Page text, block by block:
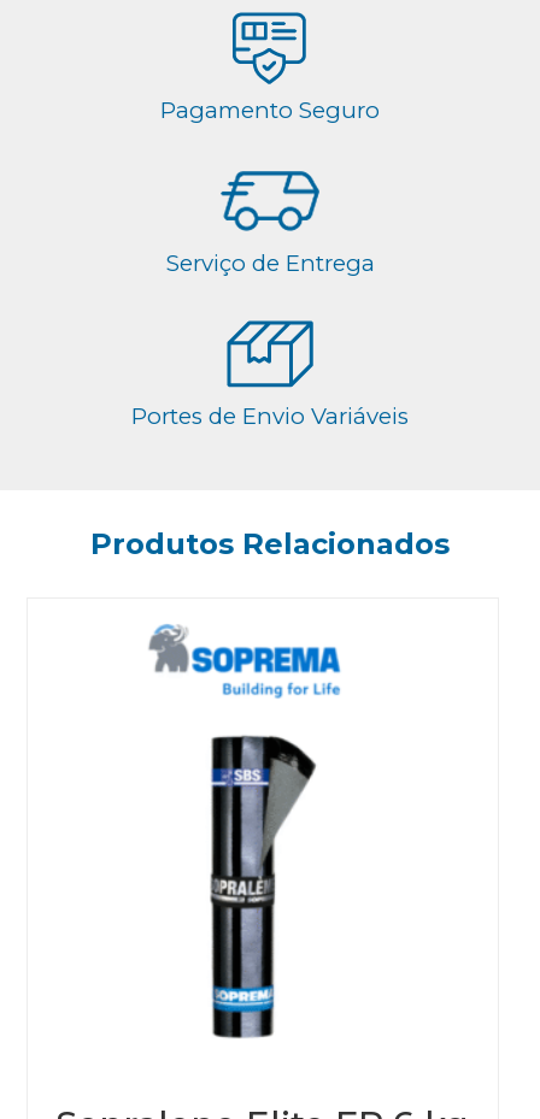
Pagamento Seguro
Serviço de Entrega
Portes de Envio Variáveis
Produtos Relacionados